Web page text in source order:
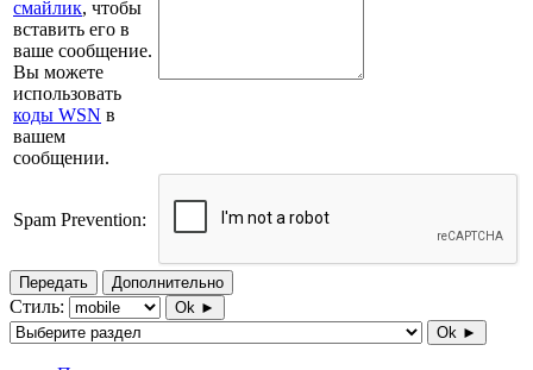
смайлик, чтобы
вставить его в
ваше сообщение.
Вы можете
использовать
коды WSN в
вашем
сообщении.
Spam Prevention:
Передать Дополнительно
Стиль:
Ok ►
Ok ►